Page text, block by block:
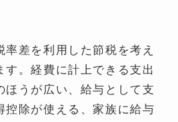
率差を利用した節税を考え
す。経費に計上できる支出
ほうが広い、給与として支
控除が使える、家族に給与